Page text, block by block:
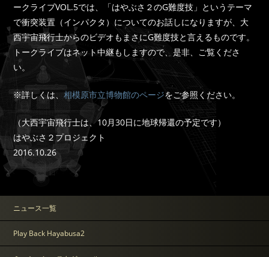
ークライブVOL.5では、「はやぶさ２のG難度技」というテーマ
で衝突装置（インパクタ）についてのお話しになりますが、大
西宇宙飛行士からのビデオもまさにG難度技と言えるものです。
トークライブはネット中継もしますので、是非、ご覧くださ
い。
※詳しくは、相模原市立博物館のページをご参照ください。
（大西宇宙飛行士は、10月30日に地球帰還の予定です）
はやぶさ２プロジェクト
2016.10.26
ニュース一覧
Play Back Hayabusa2